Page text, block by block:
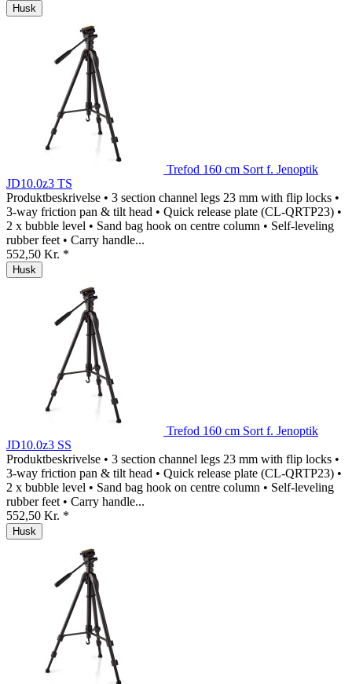
Husk
Trefod 160 cm Sort f. Jenoptik
JD10.0z3 TS
Produktbeskrivelse • 3 section channel legs 23 mm with flip locks •
3-way friction pan & tilt head • Quick release plate (CL-QRTP23) •
2 x bubble level • Sand bag hook on centre column • Self-leveling
rubber feet • Carry handle...
552,50 Kr. *
Husk
Trefod 160 cm Sort f. Jenoptik
JD10.0z3 SS
Produktbeskrivelse • 3 section channel legs 23 mm with flip locks •
3-way friction pan & tilt head • Quick release plate (CL-QRTP23) •
2 x bubble level • Sand bag hook on centre column • Self-leveling
rubber feet • Carry handle...
552,50 Kr. *
Husk